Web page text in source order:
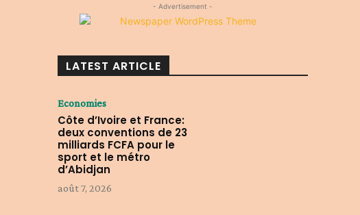
- Advertisement -
LATEST ARTICLE
Economies
Côte d’Ivoire et France:
deux conventions de 23
milliards FCFA pour le
sport et le métro
d’Abidjan
août 7, 2026